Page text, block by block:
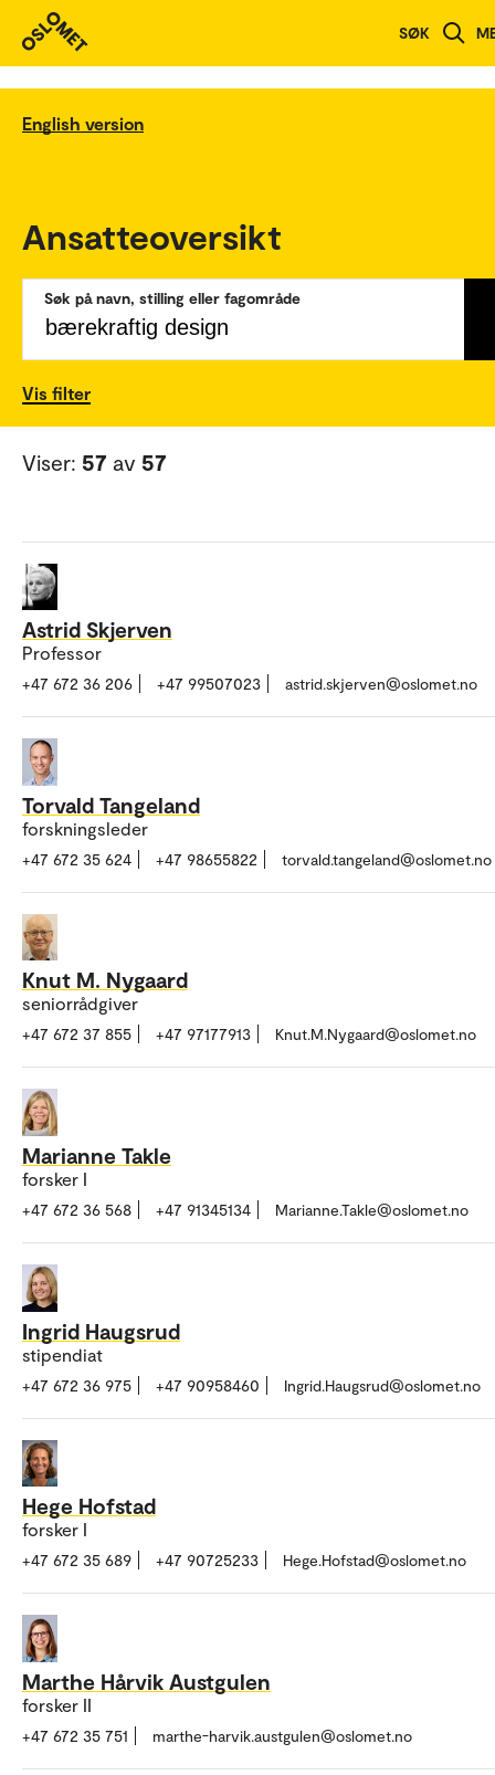
SØK
English version
Ansatteoversikt
Søk på navn, stilling eller fagområde
Vis filter
Viser: 57 av 57
Astrid Skjerven
Professor
+47 672 36 206 +47 99507023 astrid.skjerven@oslomet.no
Torvald Tangeland
forskningsleder
+47 672 35 624 +47 98655822 torvald.tangeland@oslomet.no
Knut M. Nygaard
seniorrådgiver
+47 672 37 855 +47 97177913 Knut.M.Nygaard@oslomet.no
Marianne Takle
forsker I
+47 672 36 568 +47 91345134 Marianne.Takle@oslomet.no
Ingrid Haugsrud
stipendiat
+47 672 36 975 +47 90958460 Ingrid.Haugsrud@oslomet.no
Hege Hofstad
forsker I
+47 672 35 689 +47 90725233 Hege.Hofstad@oslomet.no
Marthe Hårvik Austgulen
forsker II
+47 672 35 751 marthe-harvik.austgulen@oslomet.no